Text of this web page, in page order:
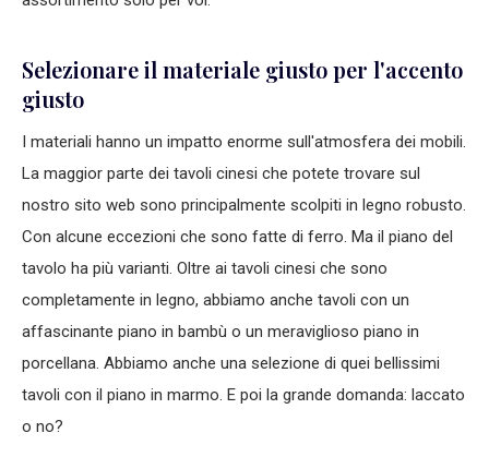
Selezionare il materiale giusto per l'accento
giusto
I materiali hanno un impatto enorme sull'atmosfera dei mobili.
La maggior parte dei tavoli cinesi che potete trovare sul
nostro sito web sono principalmente scolpiti in legno robusto.
Con alcune eccezioni che sono fatte di ferro. Ma il piano del
tavolo ha più varianti. Oltre ai tavoli cinesi che sono
completamente in legno, abbiamo anche tavoli con un
affascinante piano in bambù o un meraviglioso piano in
porcellana. Abbiamo anche una selezione di quei bellissimi
tavoli con il piano in marmo. E poi la grande domanda: laccato
o no?